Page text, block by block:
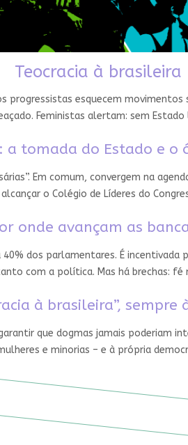
Teocracia à brasileira
progressistas esquecem
Feministas alertam: sem
a tomada do Estado e o
Em comum, convergem na
o Colégio de Líderes do
onde avançam as
dos parlamentares. É
com a política. Mas há brechas:
à brasileira”, sempre
que dogmas jamais poderiam
e minorias – e à própria